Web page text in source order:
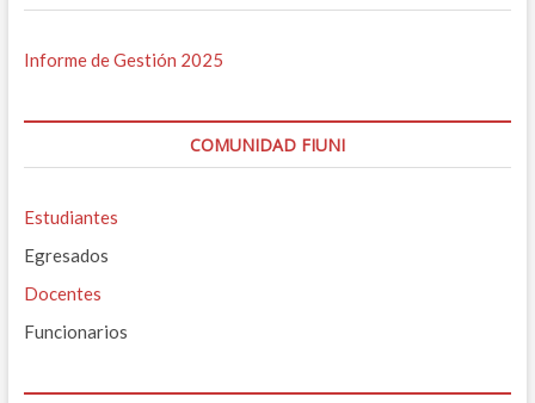
Informe de Gestión 2025
COMUNIDAD FIUNI
Estudiantes
Egresados
Docentes
Funcionarios